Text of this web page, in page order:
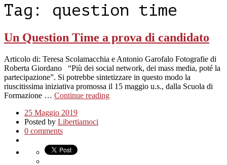
Tag: question time
Un Question Time a prova di candidato
Articolo di: Teresa Scolamacchia e Antonio Garofalo Fotografie di
Roberta Giordano “Più dei social network, dei mass media, poté la
partecipazione”. Si potrebbe sintetizzare in questo modo la
riuscitissima iniziativa promossa il 15 maggio u.s., dalla Scuola di
Formazione … Continue reading
25 Maggio 2019
Posted by Libertiamoci
0 comments